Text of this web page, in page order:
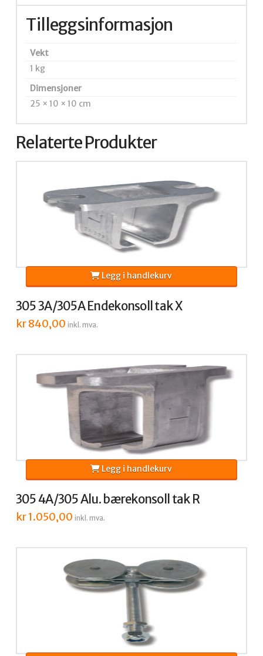
Tilleggsinformasjon
Vekt
1 kg
Dimensjoner
25 × 10 × 10 cm
Relaterte Produkter
305 3A/305A Endekonsoll tak X
kr840,00 inkl. mva.
Legg i handlekurv
305 4A/305 Alu. bærekonsoll tak R
kr1.050,00 inkl. mva.
Legg i handlekurv